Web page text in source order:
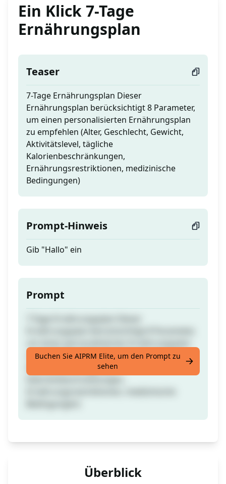
Ein Klick 7-Tage
Ernährungsplan
Teaser
7-Tage Ernährungsplan Dieser
Ernährungsplan berücksichtigt 8 Parameter,
um einen personalisierten Ernährungsplan
zu empfehlen (Alter, Geschlecht, Gewicht,
Aktivitätslevel, tägliche
Kalorienbeschränkungen,
Ernährungsrestriktionen, medizinische
Bedingungen)
Prompt-Hinweis
Gib "Hallo" ein
Prompt
zu empfehlen (Alter, Geschlecht, Gewicht,
Aktivitätslevel, tägliche
Buchen Sie AIPRM Elite, um den Prompt zu
sehen
Überblick